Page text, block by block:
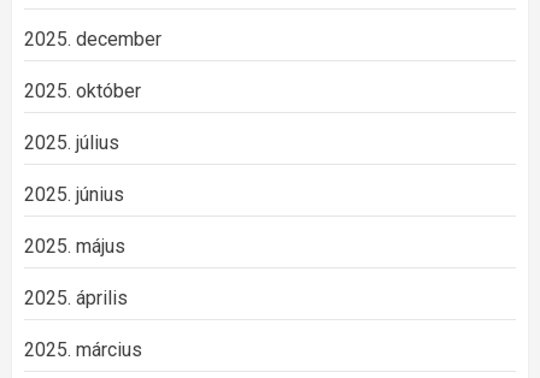
2025. december
2025. október
2025. július
2025. június
2025. május
2025. április
2025. március